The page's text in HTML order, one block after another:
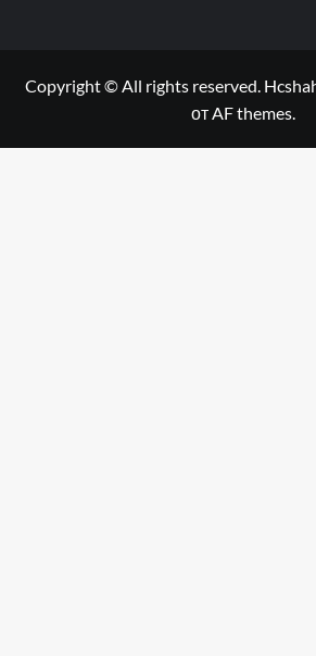
Copyright © All rights reserved.
от AF themes.